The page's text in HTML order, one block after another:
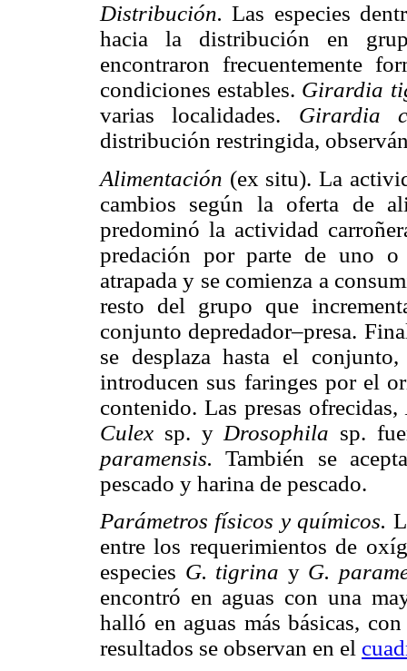
Distribución.Las especies
hacia la distribución en
encontraron frecuentemente
condiciones estables. Girardia
varias localidades. Girardia
distribución restringida,
Alimentación (ex situ). La
cambios según la oferta de
predominó la actividad
predación por parte de uno
atrapada y se comienza a
resto del grupo que
conjunto depredador–presa.
se desplaza hasta el
introducen sus faringes por el
contenido. Las presas ofrecidas,
Culex sp. y Drosophila sp.
paramensis.También se
pescado y harina de pescado.
Parámetros físicos y químicos.
entre los requerimientos de
especies G. tigrina y G.
encontró en aguas con una
halló en aguas más básicas,
resultados se observan en el